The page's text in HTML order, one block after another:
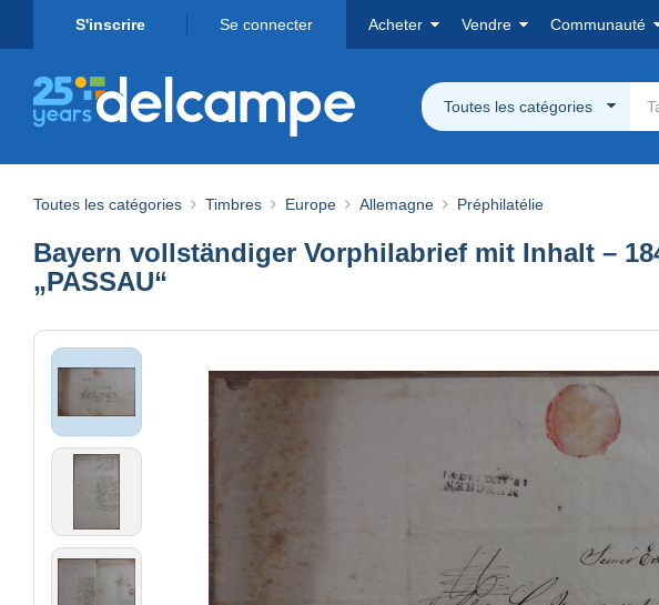
S'inscrire Se connecter Acheter Vendre Communauté
Toutes les catégories
Toutes les catégories Timbres Europe Allemagne Préphilatélie
Bayern vollständiger Vorphilabrief mit Inhalt –
„PASSAU“